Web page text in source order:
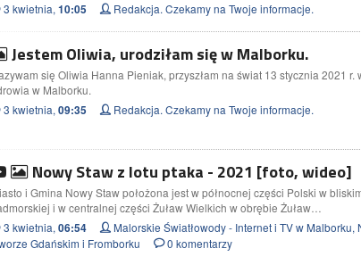
3 kwietnia, 10:05 Redakcja. Czekamy na Twoje informacje.
Jestem Oliwia, urodziłam się w Malborku.
się Oliwia Hanna Pieniak, przyszłam na świat 13 stycznia 2021 r.
w Malborku.
3 kwietnia, 09:35 Redakcja. Czekamy na Twoje informacje.
Nowy Staw z lotu ptaka - 2021 [foto, wideo]
i Gmina Nowy Staw położona jest w północnej części Polski w
i w centralnej części Żuław Wielkich w obrębie Żuław…
3 kwietnia, 06:54
Malorskie Światłowody - Internet i TV w Malborku,
Gdańskim i Fromborku
0 komentarzy